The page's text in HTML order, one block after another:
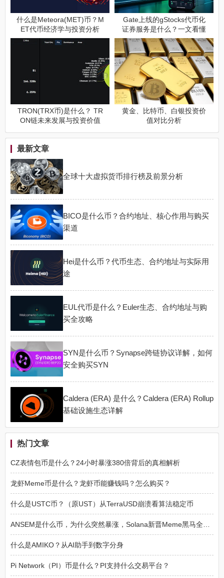
什么是Meteora(MET)币？M
ET代币经济学与投资分析
Gate上线的gStocks代币化
证券服务是什么？一文看懂
代币化股票、购买方法与投
资价值
TRON(TRX币)是什么？ TR
ON链未来发展与投资价值
黄金、比特币、白银投资价
值对比分析
最新文章
全球十大虚拟货币排行榜及前景分析
BICO是什么币？合约地址、核心作用与购买
渠道
Hei是什么币？代币生态、合约地址与实际用
途
EUL代币是什么？Euler生态、合约地址与购
买全攻略
SYN是什么币？Synapse跨链协议详解，如何
安全购买SYN
Caldera (ERA) 是什么？Caldera (ERA) Rollup
基础设施生态详解
热门文章
CZ表情包币是什么？24小时暴涨380倍背后的真相解析
龙虾Meme币是什么？龙虾币能赚钱吗？怎么购买？
什么是USTC币？（原UST）从TerraUSD崩溃看算法稳定币
什么是AMIKO？从AI助手到数字分身
Pi Network（PI）币是什么？PI支持什么交易平台？